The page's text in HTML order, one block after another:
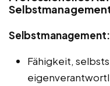
Selbstmanagement:
Fähigkeit,